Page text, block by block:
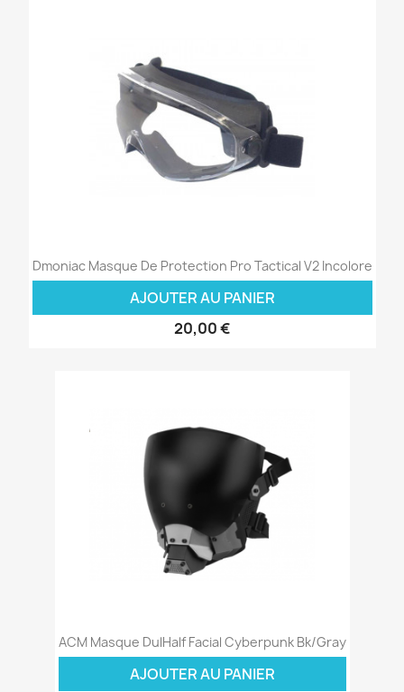
Dmoniac Masque De Protection Pro Tactical V2 Incolore
AJOUTER AU PANIER
20,00 €
ACM Masque DulHalf Facial Cyberpunk Bk/Gray
AJOUTER AU PANIER